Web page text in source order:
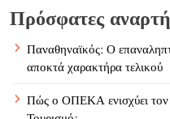
Πρόσφατες
Παναθηναϊκός: Ο
αποκτά χαρακτήρα τελικού
Πώς ο ΟΠΕΚΑ ενισχύει τον